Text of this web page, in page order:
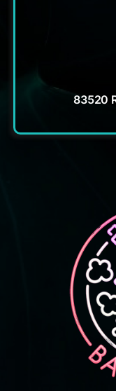
83520